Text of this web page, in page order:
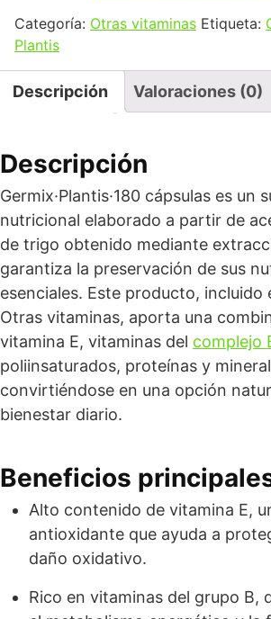
Categoría: Otras vitaminas Etiqueta:
Plantis
Descripción Valoraciones (0)
Descripción
Germix·Plantis·180 cápsulas es un
nutricional elaborado a partir de
de trigo obtenido mediante
garantiza la preservación de sus
esenciales. Este producto, incluido
Otras vitaminas, aporta una
vitamina E, vitaminas del complejo
poliinsaturados, proteínas y
convirtiéndose en una opción
bienestar diario.
Beneficios
Alto contenido de vitamina E,
antioxidante que ayuda a
daño oxidativo.
Rico en vitaminas del grupo B,